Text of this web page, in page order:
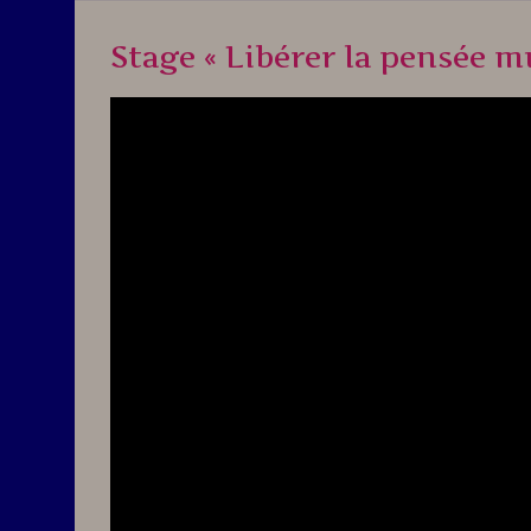
Stage « Libérer la pensée